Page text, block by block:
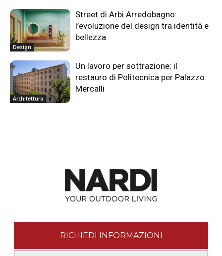
Design
Street di Arbi Arredobagno:
l’evoluzione del design tra identità e
bellezza
Architettura
Un lavoro per sottrazione: il
restauro di Politecnica per Palazzo
Mercalli